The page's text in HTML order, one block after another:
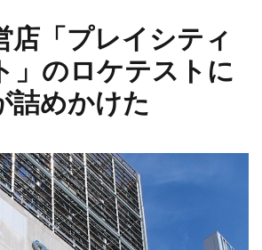
店「プレイシティ
」のロケテストに
詰めかけた